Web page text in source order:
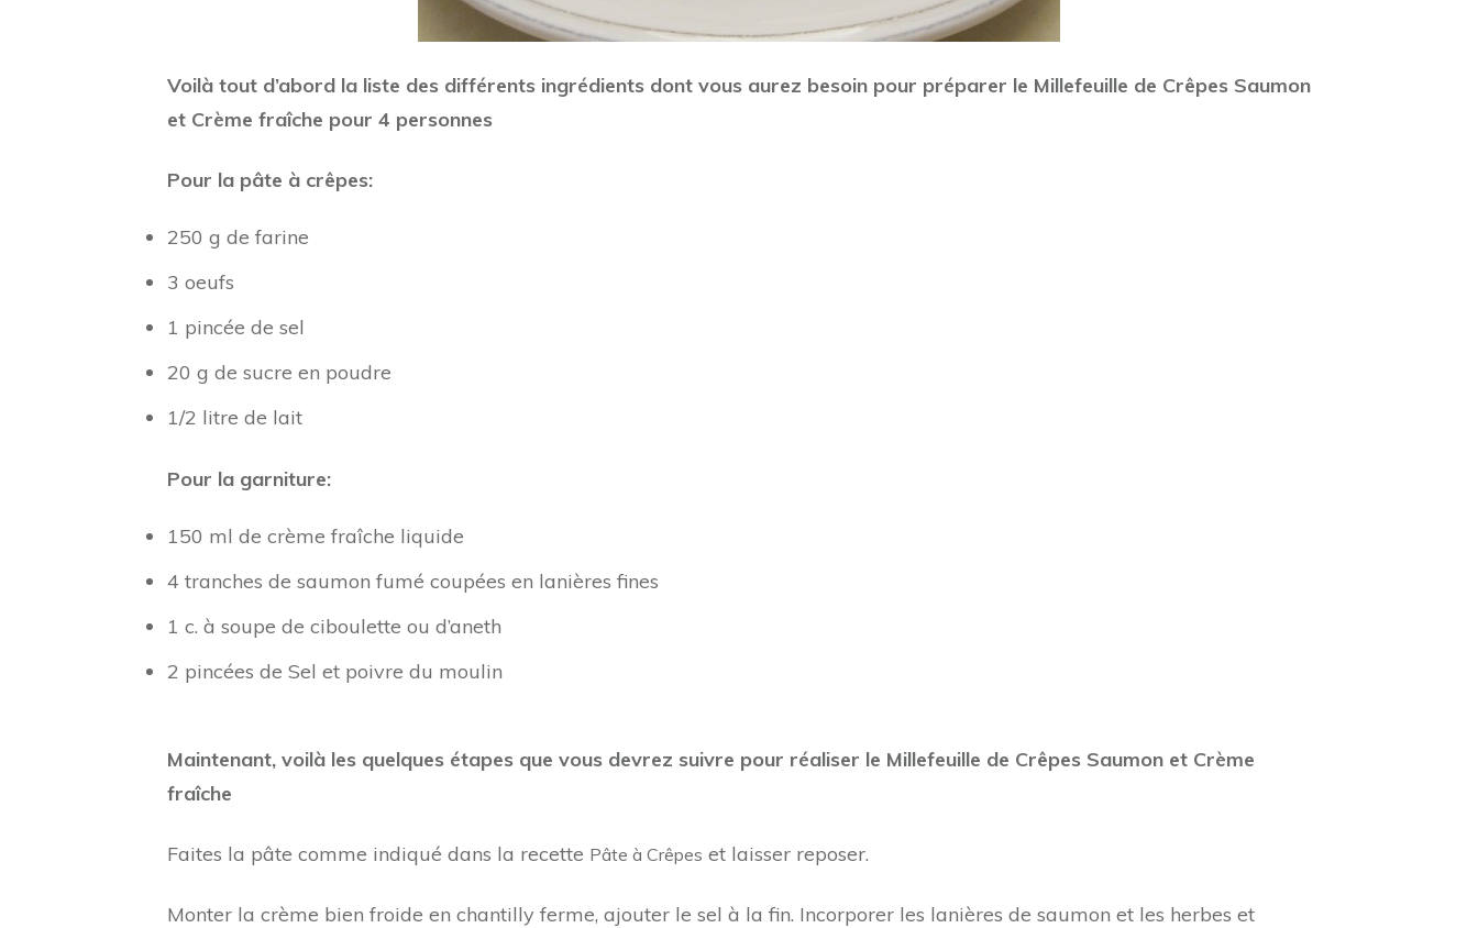
Voilà tout d’abord la liste des différents ingrédients dont vous aurez besoin pour préparer le Millefeuille de Crêpes Saumon
et Crème fraîche pour 4 personnes
Pour la pâte à crêpes:
250 g de farine
3 oeufs
1 pincée de sel
20 g de sucre en poudre
1/2 litre de lait
Pour la garniture:
150 ml de crème fraîche liquide
4 tranches de saumon fumé coupées en lanières fines
1 c. à soupe de ciboulette ou d’aneth
2 pincées de Sel et poivre du moulin
Maintenant, voilà les quelques étapes que vous devrez suivre pour réaliser le Millefeuille de Crêpes Saumon et Crème
fraîche
Faites la pâte comme indiqué dans la recette Pâte à Crêpes et laisser reposer.
Monter la crème bien froide en chantilly ferme, ajouter le sel à la fin. Incorporer les lanières de saumon et les herbes et